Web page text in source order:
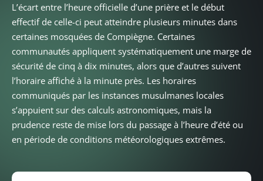
L’écart entre l’heure officielle d’une prière et le début
effectif de celle-ci peut atteindre plusieurs minutes dans
certaines mosquées de Compiègne. Certaines
communautés appliquent systématiquement une marge de
sécurité de cinq à dix minutes, alors que d’autres suivent
l’horaire affiché à la minute près. Les horaires
communiqués par les instances musulmanes locales
s’appuient sur des calculs astronomiques, mais la
prudence reste de mise lors du passage à l’heure d’été ou
en période de conditions météorologiques extrêmes.